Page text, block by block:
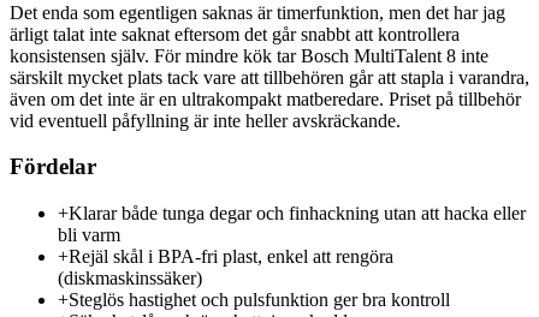
Det enda som egentligen saknas är timerfunktion, men det har jag
ärligt talat inte saknat eftersom det går snabbt att kontrollera
konsistensen själv. För mindre kök tar Bosch MultiTalent 8 inte
särskilt mycket plats tack vare att tillbehören går att stapla i varandra,
även om det inte är en ultrakompakt matberedare. Priset på tillbehör
vid eventuell påfyllning är inte heller avskräckande.
Fördelar
+Klarar både tunga degar och finhackning utan att hacka eller
bli varm
+Rejäl skål i BPA-fri plast, enkel att rengöra
(diskmaskinssäker)
+Steglös hastighet och pulsfunktion ger bra kontroll